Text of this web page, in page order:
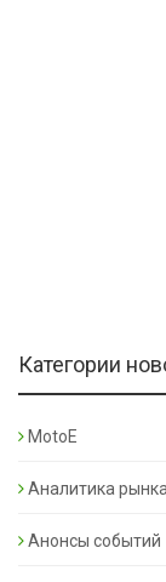
Категории
MotoE
Аналитика рынка
Анонсы событий